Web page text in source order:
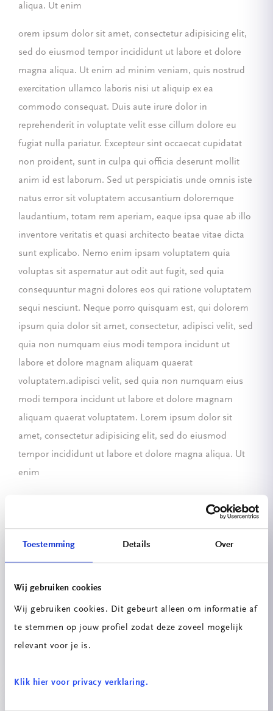
Toestemming Details Over
Wij gebruiken cookies
Wij gebruiken cookies. Dit gebeurt alleen om informatie af
te stemmen op jouw profiel zodat deze zoveel mogelijk
relevant voor je is.
Klik hier voor privacy verklaring.
aliqua. Ut enim
orem ipsum dolor sit amet, consectetur adipisicing elit,
sed do eiusmod tempor incididunt ut labore et dolore
magna aliqua. Ut enim ad minim veniam, quis nostrud
exercitation ullamco laboris nisi ut aliquip ex ea
commodo consequat. Duis aute irure dolor in
reprehenderit in voluptate velit esse cillum dolore eu
fugiat nulla pariatur. Excepteur sint occaecat cupidatat
non proident, sunt in culpa qui officia deserunt mollit
anim id est laborum. Sed ut perspiciatis unde omnis iste
natus error sit voluptatem accusantium doloremque
laudantium, totam rem aperiam, eaque ipsa quae ab illo
inventore veritatis et quasi architecto beatae vitae dicta
sunt explicabo. Nemo enim ipsam voluptatem quia
voluptas sit aspernatur aut odit aut fugit, sed quia
consequuntur magni dolores eos qui ratione voluptatem
sequi nesciunt. Neque porro quisquam est, qui dolorem
ipsum quia dolor sit amet, consectetur, adipisci velit, sed
quia non numquam eius modi tempora incidunt ut
labore et dolore magnam aliquam quaerat
voluptatem.adipisci velit, sed quia non numquam eius
modi tempora incidunt ut labore et dolore magnam
aliquam quaerat voluptatem. Lorem ipsum dolor sit
amet, consectetur adipisicing elit, sed do eiusmod
tempor incididunt ut labore et dolore magna aliqua. Ut
enim